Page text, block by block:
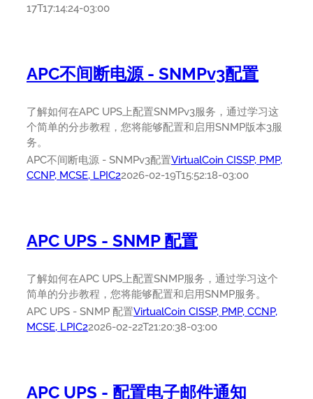
17T17:14:24-03:00
APC不间断电源 - SNMPv3配置
了解如何在APC UPS上配置SNMPv3服务，通过学习这
个简单的分步教程，您将能够配置和启用SNMP版本3服
务。
APC不间断电源 - SNMPv3配置VirtualCoin CISSP, PMP,
CCNP, MCSE, LPIC22026-02-19T15:52:18-03:00
APC UPS - SNMP 配置
了解如何在APC UPS上配置SNMP服务，通过学习这个
简单的分步教程，您将能够配置和启用SNMP服务。
APC UPS - SNMP 配置VirtualCoin CISSP, PMP, CCNP,
MCSE, LPIC22026-02-22T21:20:38-03:00
APC UPS - 配置电子邮件通知